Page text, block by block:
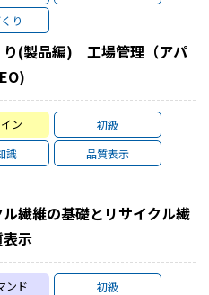
り
り(製品編) 工場管理（アパ
ン
初級
識
品質表示
ル繊維の基礎とリサイクル繊
示
ンド
初級